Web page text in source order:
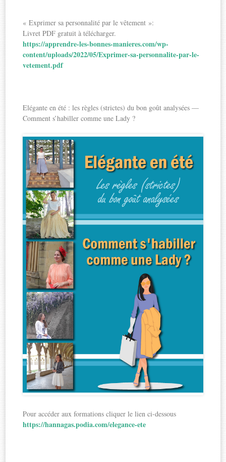
« Exprimer sa personnalité par le vêtement »:
Livret PDF gratuit à télécharger.
https://apprendre-les-bonnes-manieres.com/wp-
content/uploads/2022/05/Exprimer-sa-personnalite-par-le-
vetement.pdf
Elégante en été : les règles (strictes) du bon goût analysées —
Comment s’habiller comme une Lady ?
Pour accéder aux formations cliquer le lien ci-dessous
https://hannagas.podia.com/elegance-ete